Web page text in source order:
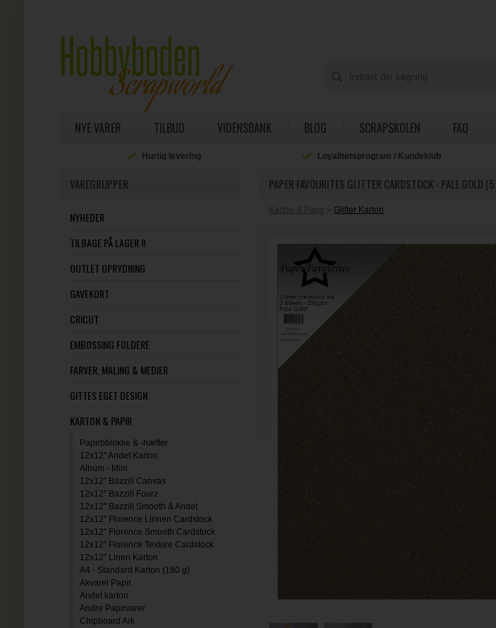
NYE VARER TILBUD VIDENSBANK BLOG SCRAPSKOLEN FAQ
Hurtig levering Loyalitetsprogram / Kundeklub
VAREGRUPPER
NYHEDER
TILBAGE PÅ LAGER !!
OUTLET OPRYDNING
GAVEKORT
CRICUT
EMBOSSING FOLDERE
FARVER, MALING & MEDIER
GITTES EGET DESIGN
KARTON & PAPIR
Papirbblokke & -hæfter
12x12" Andet Karton
Album - Mini
12x12" Bazzill Canvas
12x12" Bazzill Fourz
12x12" Bazzill Smooth & Andet
12x12" Florence Linnen Cardstock
12x12" Florence Smooth Cardstock
12x12" Florence Texture Cardstock
12x12" Linen Karton
A4 - Standard Karton (180 g)
Akvarel Papir
Andet karton
Andre Papirvarer
Chipboard Ark
PAPER FAVOURITES GLITTER CARDSTOCK - PALE GOLD
Karton & Papir » Glitter Karton